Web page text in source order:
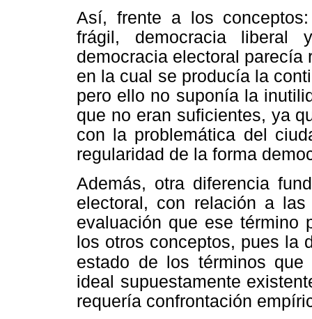
Así, frente a los
frágil, democracia liberal
democracia electoral parecía
en la cual se producía la
pero ello no suponía la
que no eran suficientes, ya
con la problemática del
regularidad de la forma
Además, otra diferencia
electoral, con relación a
evaluación que ese término
los otros conceptos, pues la
estado de los términos
ideal supuestamente
requería confrontación